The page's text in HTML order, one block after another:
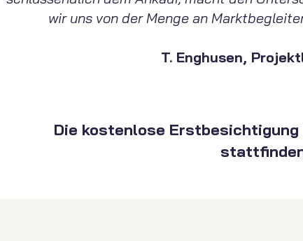
wir uns von der Menge an
T. Enghusen,
Die kostenlose Erstbesichtigung